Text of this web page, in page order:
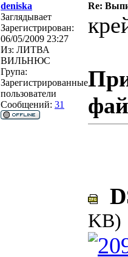
deniska
Re:
Заглядывает
Зарегистрирован:
06/05/2009 23:27
Из: ЛИТВА
ВИЛЬНЮС
Група:
Зарегистрированные
пользователи
Сообщений: 31
KB)